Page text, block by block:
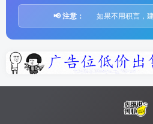
📢 注意： 如果不用积言，建